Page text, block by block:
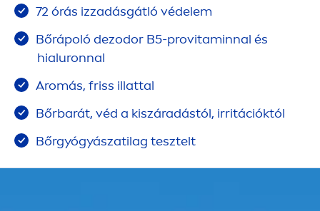
72 órás izzadásgátló védelem
Bőrápoló dezodor B5-provitaminnal és
hialuronnal
Aromás, friss illattal
Bőrbarát, véd a kiszáradástól, irritációktól
Bőrgyógyászatilag tesztelt